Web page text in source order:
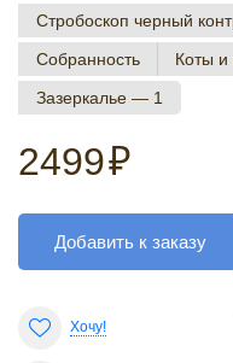
Стробоскоп черный
Собранность
Коты и
Зазеркалье — 1
2499₽
Добавить к заказу
Хочу!